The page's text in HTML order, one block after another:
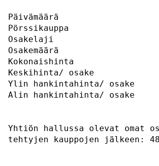
Päivämäärä
Pörssikauppa
Osakelaji
Osakemäärä
Kokonaishinta
Keskihinta/ osake
Ylin hankintahinta/ osake
Alin hankintahinta/ osake
Yhtiön hallussa olevat omat
tehtyjen kauppojen jälkeen: